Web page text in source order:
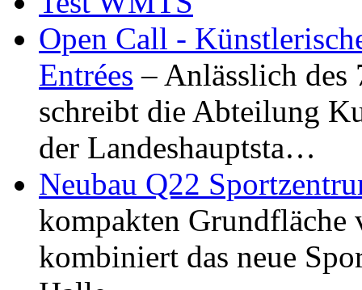
Open Call -
Entrées – Anlässlich
schreibt die Abteilung
der Landeshauptsta…
Neubau Q22
kompakten Grundfläche
kombiniert das neue